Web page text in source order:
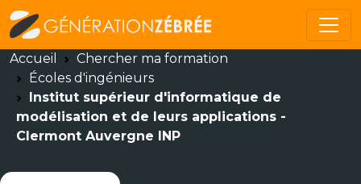
Accueil
Chercher ma formation
Écoles d'ingénieurs
Institut supérieur d'informatique de
modélisation et de leurs applications -
Clermont Auvergne INP